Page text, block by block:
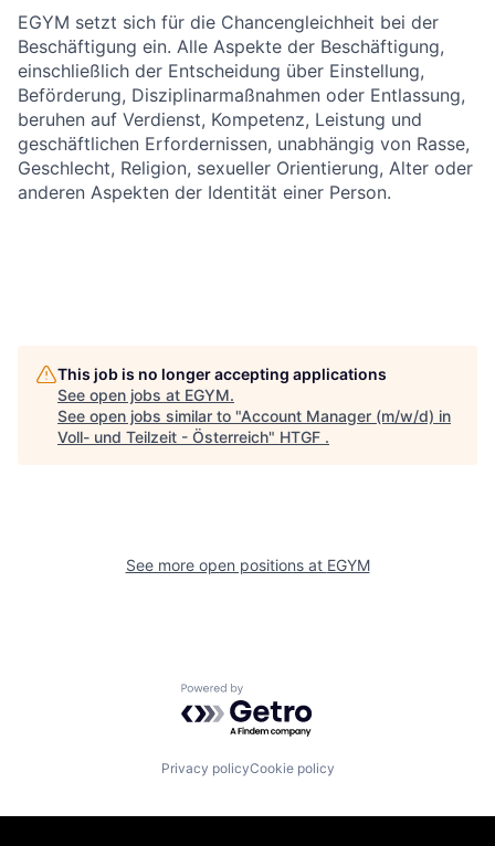
EGYM setzt sich für die Chancengleichheit bei der
Beschäftigung ein. Alle Aspekte der Beschäftigung,
einschließlich der Entscheidung über Einstellung,
Beförderung, Disziplinarmaßnahmen oder Entlassung,
beruhen auf Verdienst, Kompetenz, Leistung und
geschäftlichen Erfordernissen, unabhängig von Rasse,
Geschlecht, Religion, sexueller Orientierung, Alter oder
anderen Aspekten der Identität einer Person.
This job is no longer accepting applications
See open jobs at EGYM.
See open jobs similar to "Account Manager (m/w/d) in
Voll- und Teilzeit - Österreich" HTGF .
See more open positions at EGYM
Powered by Getro.com
Privacy policyCookie policy